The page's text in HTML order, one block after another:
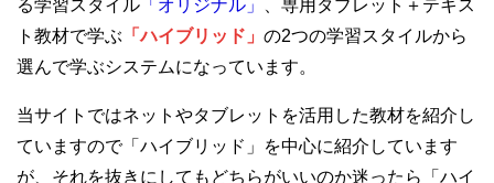
る学習スタイル 「オリジナル」
、専用タブレット＋テキス
ト教材で学ぶ 「ハイブリッド」 の2つの学習スタイルから
選んで学ぶシステムになっています。
当サイトではネットやタブレットを活用した教材を紹介し
ていますので「ハイブリッド」を中心に紹介しています
が、それを抜きにしてもどちらがいいのか迷ったら「ハイ